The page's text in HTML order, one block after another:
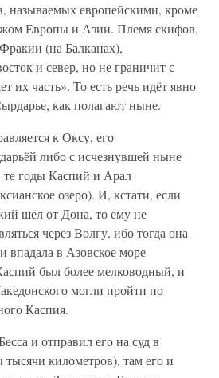
называемых европейскими, кроме
Европы и Азии. Племя скифов,
(на Балканах),
и север, но не граничит с
их часть». То есть речь идёт явно
как полагают ныне.
к Оксу, его
либо с исчезнувшей ныне
те годы Каспий и Арал
озеро). И, кстати, если
шёл от Дона, то ему не
через Волгу, ибо тогда она
впадала в Азовское море
был более мелководный, и
могли пройти по
Каспия.
и отправил его на суд в
километров), там его и